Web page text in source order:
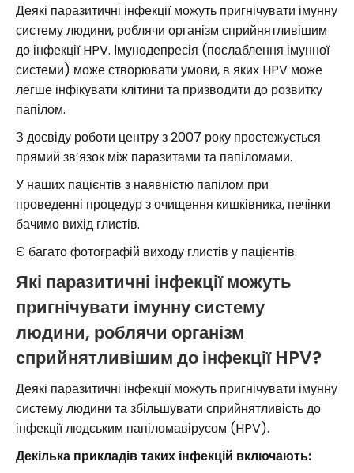
Деякі паразитичні інфекції можуть пригнічувати імунну
систему людини, роблячи організм сприйнятливішим
до інфекції HPV. Імунодепресія (послаблення імунної
системи) може створювати умови, в яких HPV може
легше інфікувати клітини та призводити до розвитку
папілом.
З досвіду роботи центру з 2007 року простежується
прямий зв’язок між паразитами та папіломами.
У наших пацієнтів з наявністю папілом при
проведенні процедур з очищення кишківника, печінки
бачимо вихід глистів.
Є багато фотографій виходу глистів у пацієнтів.
Які паразитичні інфекції можуть
пригнічувати імунну систему
людини, роблячи організм
сприйнятливішим до інфекції HPV?
Деякі паразитичні інфекції можуть пригнічувати імунну
систему людини та збільшувати сприйнятливість до
інфекції людським папіломавірусом (HPV).
Декілька прикладів таких інфекцій включають: